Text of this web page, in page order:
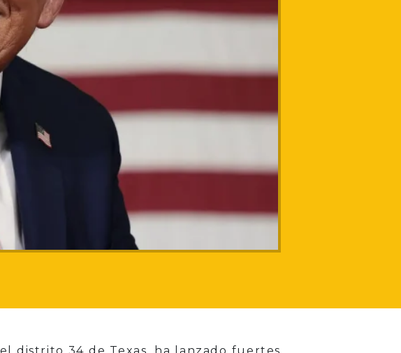
distrito 34 de Texas, ha lanzado fuertes